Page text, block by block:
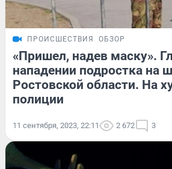
ПРОИСШЕСТВИЯ ОБЗОР
«Пришел, надев маску».
нападении подростка на
Ростовской области. На
полиции
11 сентября, 2023, 22:11 2 672 3